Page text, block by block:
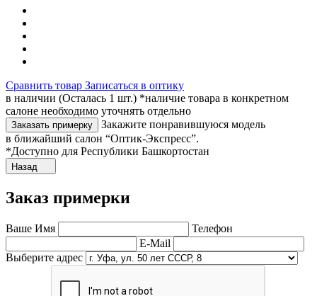
Сравнить товар Записаться в оптику
в наличии (Осталась 1 шт.) *наличие товара в конкретном
салоне необходимо уточнять отдельно
Заказать примерку
Закажите понравившуюся модель
в ближайший салон “Оптик-Экспресс”.
*Доступно для Республики Башкортостан
Назад
Заказ примерки
Ваше Имя
Телефон
E-Mail
Выберите адрес